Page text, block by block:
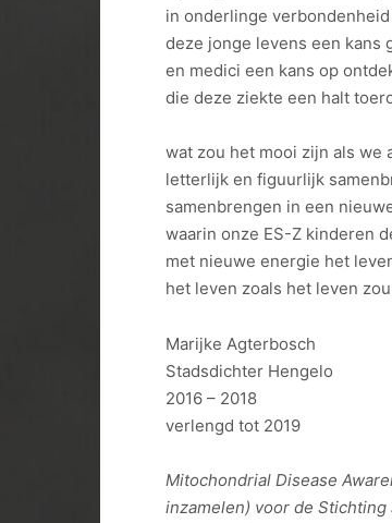
in onderlinge
deze jonge levens een kans
en medici een kans op
die deze ziekte een halt
wat zou het mooi zijn als we
letterlijk en figuurlijk
samenbrengen in een
waarin onze ES-Z kinderen
met nieuwe energie het
het leven zoals het leven
Marijke Agterbosch
Stadsdichter Hengelo
2016 – 2018
verlengd tot 2019
Mitochondrial Disease
inzamelen) voor de